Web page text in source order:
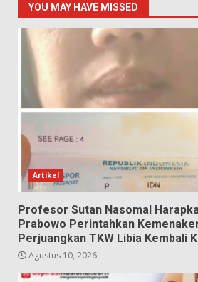
YOU MAY HAVE MISSED
Artikel
Profesor Sutan Nasomal
Prabowo Perintahkan
Perjuangkan TKW Libia Kembali
Agustus 10, 2026